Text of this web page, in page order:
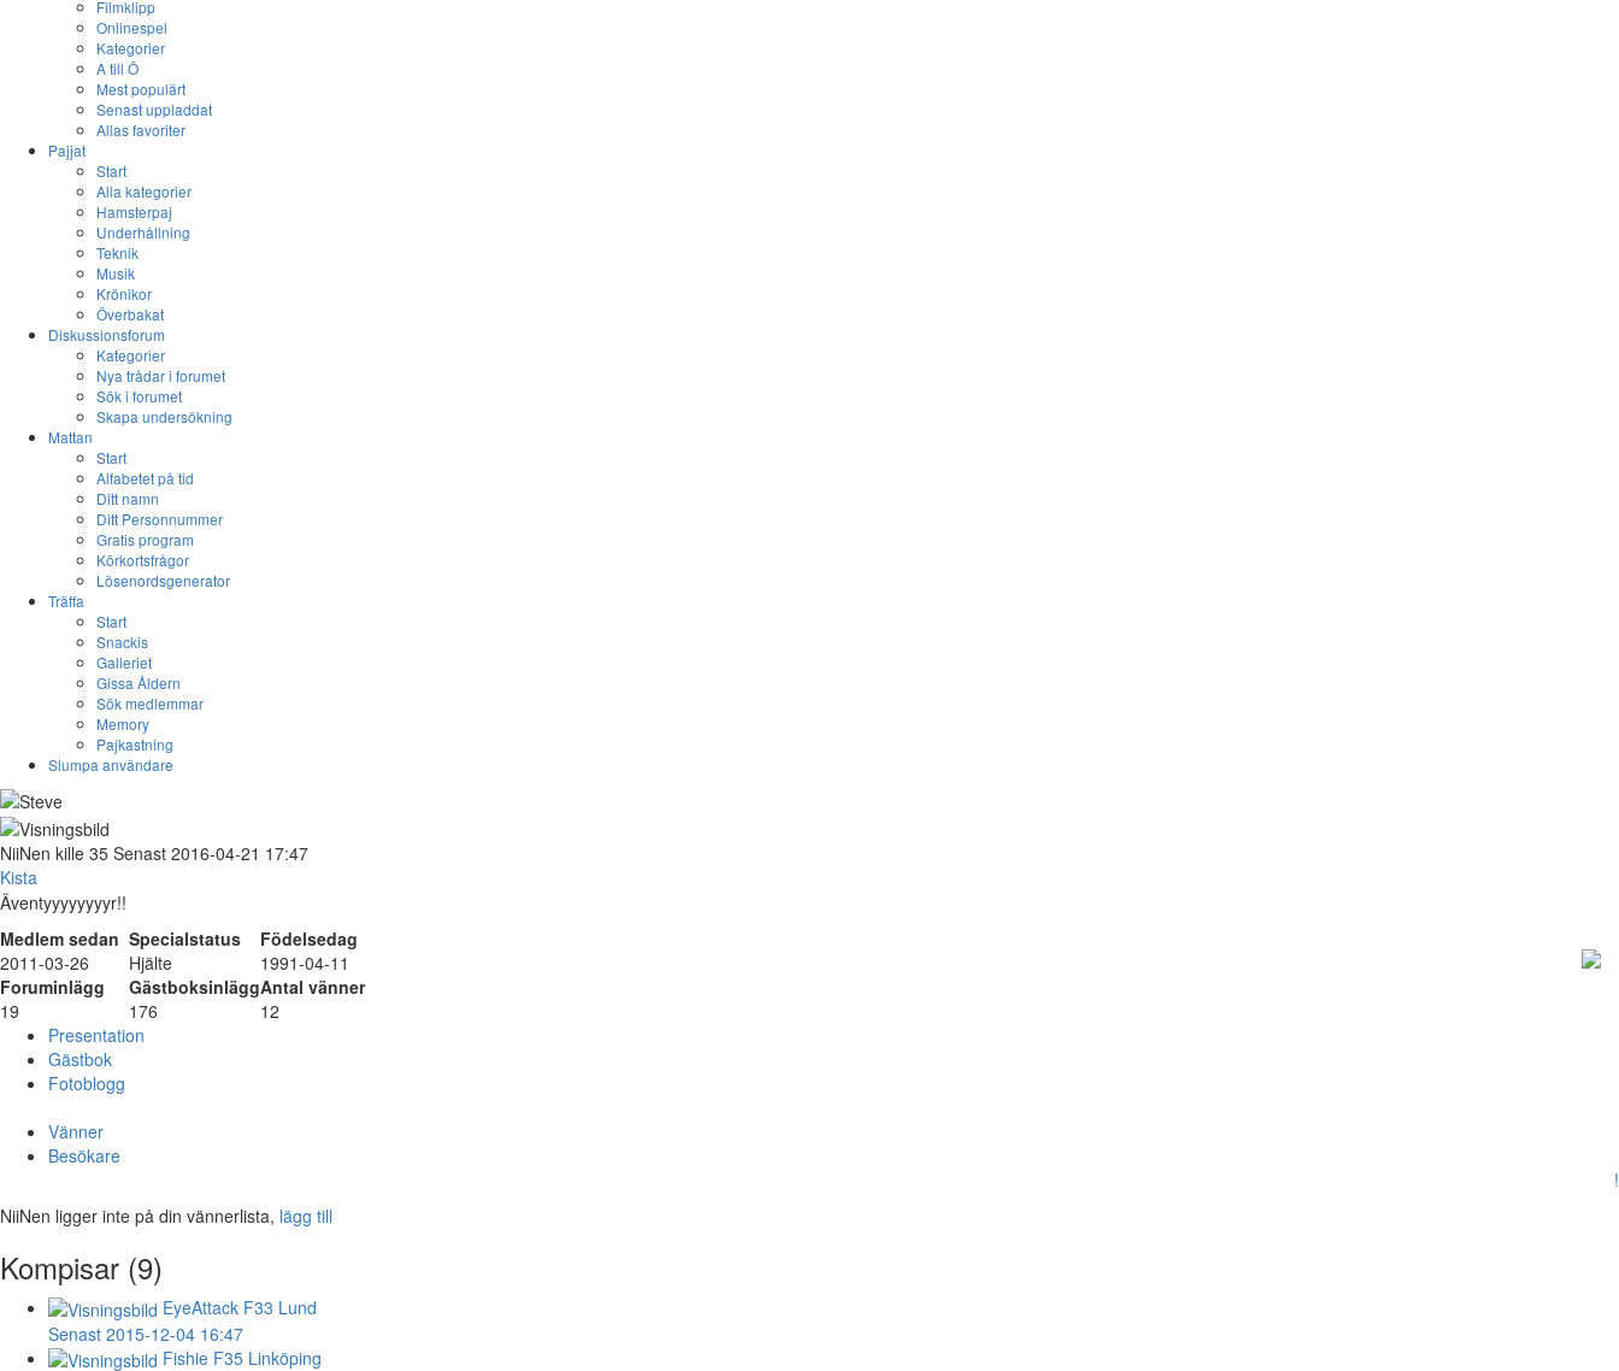
Filmklipp
Onlinespel
Kategorier
A till Ö
Mest populärt
Senast uppladdat
Allas favoriter
Pajjat
Start
Alla kategorier
Hamsterpaj
Underhållning
Teknik
Musik
Krönikor
Överbakat
Diskussionsforum
Kategorier
Nya trådar i forumet
Sök i forumet
Skapa undersökning
Mattan
Start
Alfabetet på tid
Ditt namn
Ditt Personnummer
Gratis program
Körkortsfrågor
Lösenordsgenerator
Träffa
Start
Snackis
Galleriet
Gissa Åldern
Sök medlemmar
Memory
Pajkastning
Slumpa användare
NiiNen kille 35 Senast 2016-04-21 17:47
Kista
Äventyyyyyyyyr!!
Medlem sedan Specialstatus
Födelsedag
2011-03-26
Hjälte
1991-04-11
Foruminlägg
GästboksinläggAntal vänner
19
176
12
Presentation
Gästbok
Fotoblogg
Vänner
Besökare
!
NiiNen ligger inte på din vännerlista, lägg till
Kompisar (9)
EyeAttack F33 Lund
Senast 2015-12-04 16:47
Fishie F35 Linköping